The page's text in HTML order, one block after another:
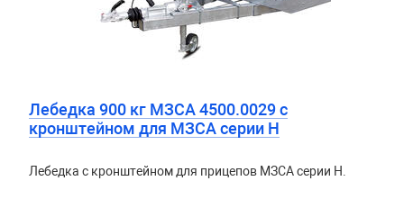
Лебедка 900 кг МЗСА 4500.0029 с
кронштейном для МЗСА серии H
Лебедка с кронштейном для прицепов МЗСА серии H.